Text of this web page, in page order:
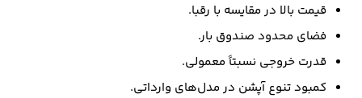
قیمت بالا در مقایسه با رقبا.
فضای محدود صندوق بار.
قدرت خروجی نسبتاً معمولی.
کمبود تنوع آپشن در مدل‌های وارداتی.